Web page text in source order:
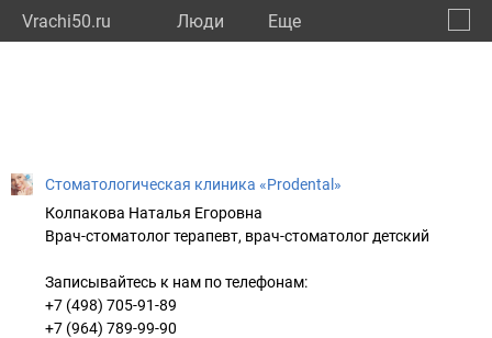
Vrachi50.ru Люди Eще
Стоматологическая клиника «Prodental»
Колпакова Наталья Егоровна
Врач-стоматолог терапевт, врач-стоматолог детский
Записывайтесь к нам по телефонам:
+7 (498) 705-91-89
+7 (964) 789-99-90